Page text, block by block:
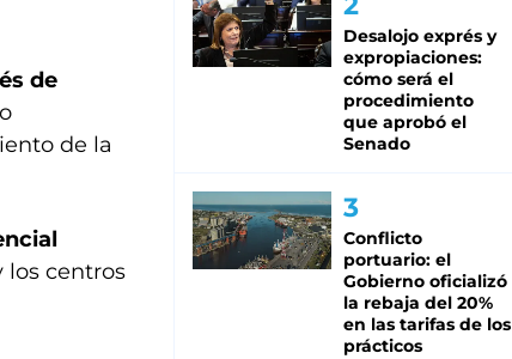
de
de la
los centros
Desalojo exprés y
expropiaciones:
cómo será el
procedimiento
que aprobó el
Senado
Conflicto
portuario: el
Gobierno oficializó
la rebaja del 20%
en las tarifas de los
prácticos